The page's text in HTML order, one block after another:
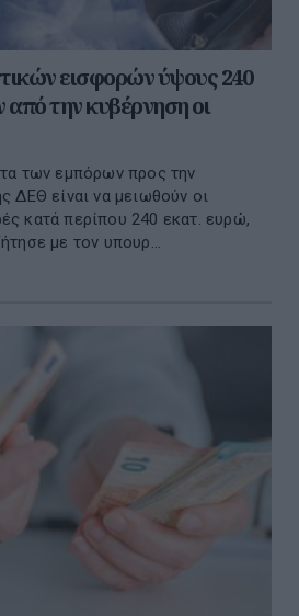
εισφορών ύψους 240
από την κυβέρνηση οι
των εμπόρων προς την
ΔΕΘ είναι να μειωθούν οι
κατά περίπου 240 εκατ. ευρώ,
με τον υπουρ...